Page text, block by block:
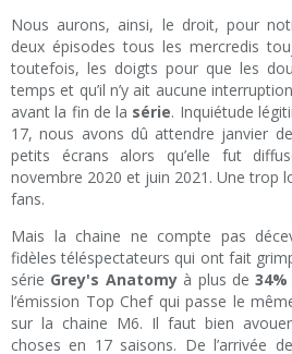
Nous aurons, ainsi, le droit, pour
deux épisodes tous les mercredis
toutefois, les doigts pour que les
temps et qu’il n’y ait aucune
avant la fin de la série. Inquiétude
17, nous avons dû attendre janvier
petits écrans alors qu’elle fut
novembre 2020 et juin 2021. Une trop
fans.
Mais la chaine ne compte pas
fidèles téléspectateurs qui ont fait
série Grey's Anatomyà plus de34%
l’émission Top Chef qui passe le
sur la chaine M6. Il faut bien avouer
choses en 17 saisons. De l’arrivée